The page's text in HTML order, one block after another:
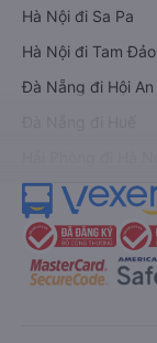
Hà Nội đi Sa Pa
Hà Nội đi Tam Đảo
Đà Nẵng đi Hội An